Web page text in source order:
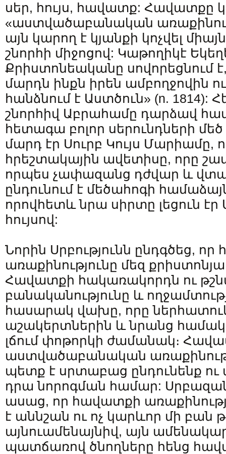
սեր, հույս, հավատք: Հավատքը
«աստվածաբանական
այն կարող է կյանքի կոչվել
շնորհի միջոցով: Կաթողիկէ
Քրիստոնեականը սովորեցնում
մարդն ինքն իրեն ամբողջովին
հանձնում է Աստծուն» (n. 1814):
շնորհիվ Աբրահամը դարձավ
հետագա բոլոր սերունդների
մարդ էր Սուրբ Կույս Մարիամը,
հրեշտակային ավետիսը, որը
որպես չափազանց դժվար և
ընդունում է մեծահոգի
որովհետև նրա սիրտը լեցուն
հույսով:
Նորին Սրբությունն ընդգծեց,
առաքինությունը մեզ
Հավատքի հակառակորդն ու
բանականությունը և
հասարակ վախը, որը
աշակերտներին և նրանց
լճում փոթորկի ժամանակ։
աստվածաբանական
պետք է սրտաբաց ընդունենք ու
դրա նորոգման համար:
ասաց, որ հավատքի
է աննշան ու ոչ կարևոր մի բան
այնուամենայնիվ, այն
պատճառով ծնողները հենց